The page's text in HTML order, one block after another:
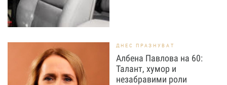
ДНЕС ПРАЗНУВАТ
Албена Павлова на 60:
Талант, хумор и
незабравими роли